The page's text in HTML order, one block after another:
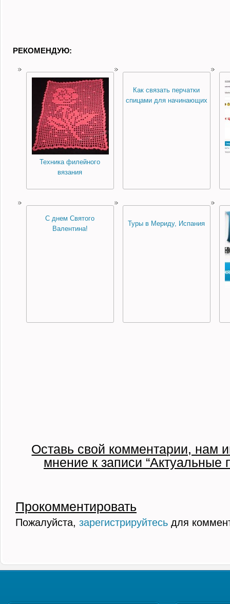
РЕКОМЕНДУЮ:
Техника филейного
вязания
Как связать перчатки
спицами для начинающих
С днем Святого
Валентина!
Туры в Мериду, Испания
Оставь свой комментарии, нам
мнение к записи “Актуальные
Прокомментировать
Пожалуйста, зарегистрируйтесь для